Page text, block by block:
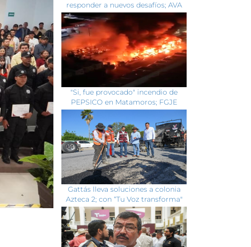
responder a nuevos desafíos; AVA
"Si, fue provocado" incendio de
PEPSICO en Matamoros; FGJE
Gattás lleva soluciones a colonia
Azteca 2; con “Tu Voz transforma"